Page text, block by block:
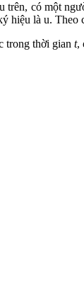
trên, có một
hiệu là u.
trong thời gian t,